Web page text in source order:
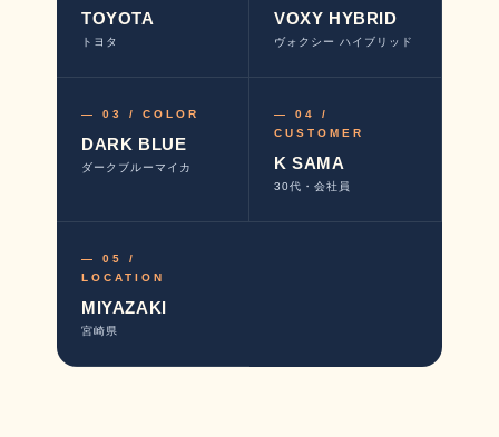
TOYOTA
トヨタ
VOXY HYBRID
ヴォクシー ハイブリッド
— 03 / COLOR
DARK BLUE
ダークブルーマイカ
— 04 /
CUSTOMER
K SAMA
30代・会社員
— 05 /
LOCATION
MIYAZAKI
宮崎県